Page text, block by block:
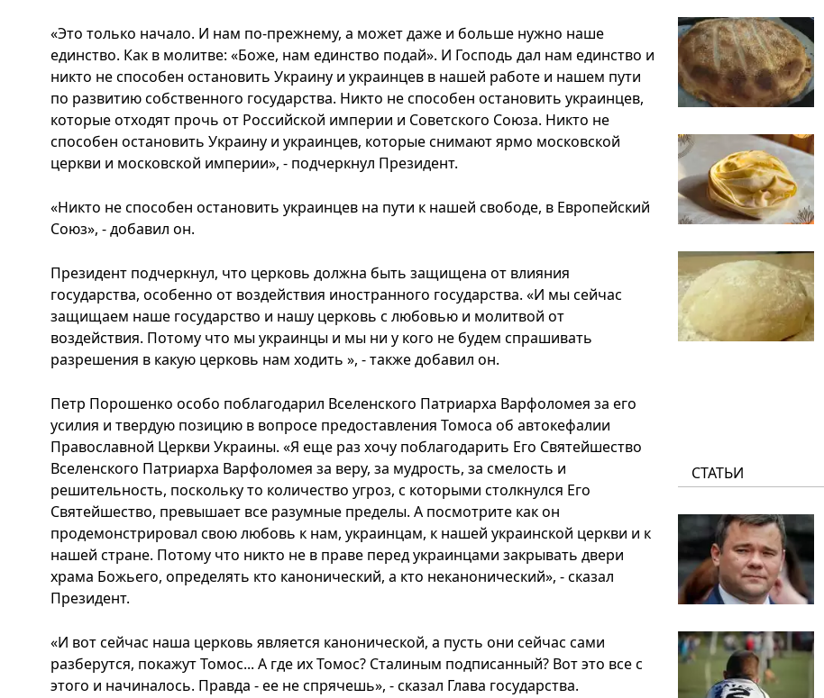
«Это только начало. И нам по-прежнему, а может даже и больше нужно наше
единство. Как в молитве: «Боже, нам единство подай». И Господь дал нам единство и
никто не способен остановить Украину и украинцев в нашей работе и нашем пути
по развитию собственного государства. Никто не способен остановить украинцев,
которые отходят прочь от Российской империи и Советского Союза. Никто не
способен остановить Украину и украинцев, которые снимают ярмо московской
церкви и московской империи», - подчеркнул Президент.
«Никто не способен остановить украинцев на пути к нашей свободе, в Европейский
Союз», - добавил он.
Президент подчеркнул, что церковь должна быть защищена от влияния
государства, особенно от воздействия иностранного государства. «И мы сейчас
защищаем наше государство и нашу церковь с любовью и молитвой от
воздействия. Потому что мы украинцы и мы ни у кого не будем спрашивать
разрешения в какую церковь нам ходить », - также добавил он.
Петр Порошенко особо поблагодарил Вселенского Патриарха Варфоломея за его
усилия и твердую позицию в вопросе предоставления Томоса об автокефалии
Православной Церкви Украины. «Я еще раз хочу поблагодарить Его Святейшество
Вселенского Патриарха Варфоломея за веру, за мудрость, за смелость и
решительность, поскольку то количество угроз, с которыми столкнулся Его
Святейшество, превышает все разумные пределы. А посмотрите как он
продемонстрировал свою любовь к нам, украинцам, к нашей украинской церкви и к
нашей стране. Потому что никто не в праве перед украинцами закрывать двери
храма Божьего, определять кто канонический, а кто неканонический», - сказал
Президент.
«И вот сейчас наша церковь является канонической, а пусть они сейчас сами
разберутся, покажут Томос... А где их Томос? Сталиным подписанный? Вот это все с
этого и начиналось. Правда - ее не спрячешь», - сказал Глава государства.
СТАТЬИ